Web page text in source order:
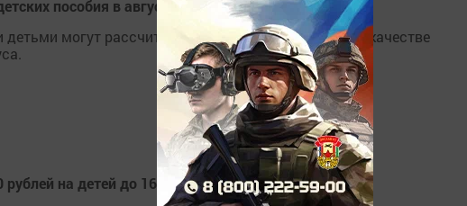
пособия в августе
могут рассчитывать на получения выплат в качестве
на детей до 16 лет в августе 2020 года